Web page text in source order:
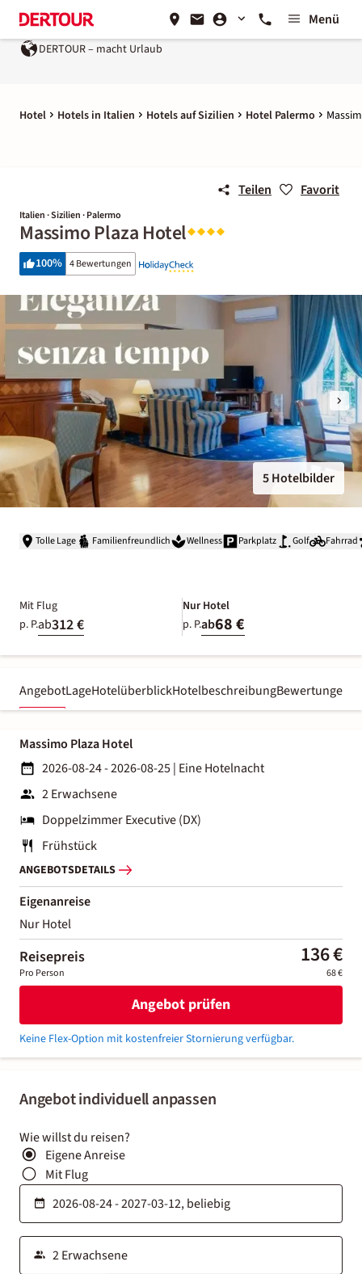
Menü
DERTOUR – macht Urlaub
Hotel Hotels in Italien Hotels auf Sizilien Hotel Palermo
Teilen Favorit
Italien · Sizilien · Palermo
Massimo Plaza Hotel
100% 4 Bewertungen
5 Hotelbilder
Tolle Lage Familienfreundlich Wellness Parkplatz Golf Fahrrad
Mit Flug
p. P.ab312 €
Nur Hotel
p. P.ab68 €
AngebotLageHotelüberblickHotelbeschreibungBewertungen
Angebot individuell anpassen
Wie willst du reisen?
Eigene Anreise
Mit Flug
Massimo Plaza Hotel
2026-08-24 - 2026-08-25| Eine Hotelnacht
2 Erwachsene
Doppelzimmer Executive (DX)
Frühstück
ANGEBOTSDETAILS
Eigenanreise
Nur Hotel
Reisepreis 136 €
Pro Person 68 €
Angebot prüfen
Keine Flex-Option mit kostenfreier Stornierung verfügbar.